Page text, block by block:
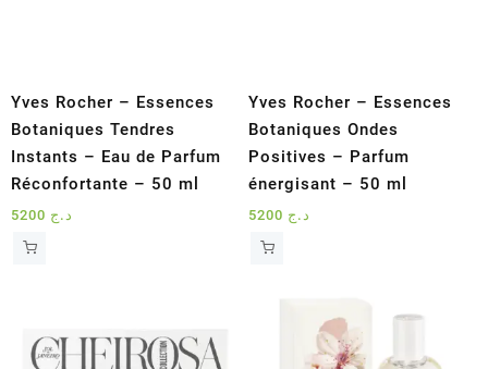
Yves Rocher – Essences
Botaniques Tendres
Instants – Eau de Parfum
Réconfortante – 50 ml
د.ج
Yves Rocher – Essences
Botaniques Ondes
Positives – Parfum
énergisant – 50 ml
د.ج